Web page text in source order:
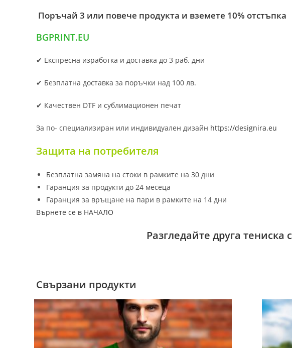
Поръчай 3 или повече продукта и вземете 10% отстъпка
BGPRINT.EU
✔ Експресна изработка и доставка до 3 раб. дни
✔ Безплатна доставка за поръчки над 100 лв.
✔ Качествен DTF и сублимационен печат
За по- специализиран или индивидуален дизайн https://designira.eu
Защита на потребителя
Безплатна замяна на стоки в рамките на 30 дни
Гаранция за продукти до 24 месеца
Гаранция за връщане на пари в рамките на 14 дни
Върнете се в НАЧАЛО
Разгледайте друга
Свързани продукти